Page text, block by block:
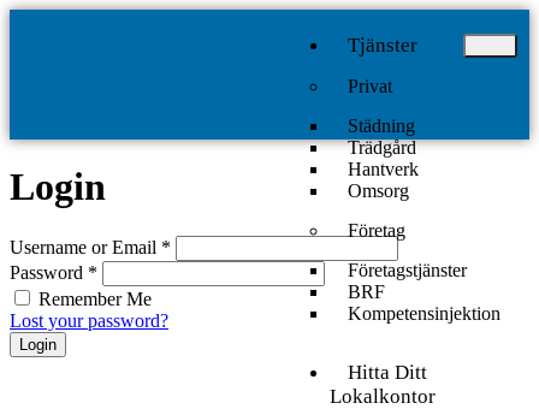
Tjänster
Privat
Städning
Trädgård
Hantverk
Omsorg
Företag
Företagstjänster
BRF
Kompetensinjektion
Hitta Ditt
Lokalkontor
Login
Username or Email *
Password *
Remember Me
Lost your password?
Login